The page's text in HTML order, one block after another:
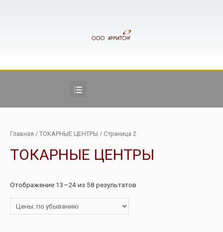
Главная / ТОКАРНЫЕ ЦЕНТРЫ / Страница 2
ТОКАРНЫЕ ЦЕНТРЫ
Отображение 13–24 из 58 результатов